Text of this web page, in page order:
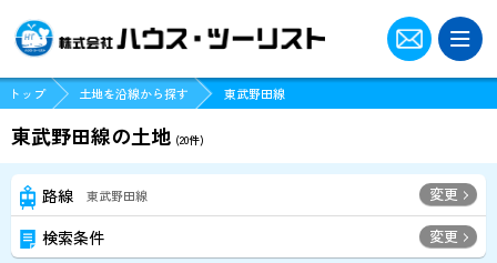
トップ 土地を沿線から探す 東武野田線
東武野田線の土地 (20件)
路線 東武野田線 変更
検索条件 変更